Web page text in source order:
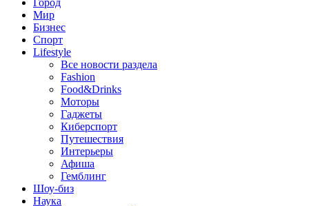
Город
Мир
Бизнес
Спорт
Lifestyle
Все новости раздела
Fashion
Food&Drinks
Моторы
Гаджеты
Киберспорт
Путешествия
Интерьеры
Афиша
Гемблинг
Шоу-биз
Наука